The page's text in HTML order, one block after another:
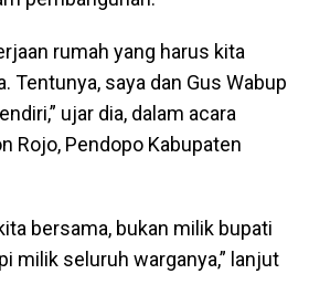
rumah yang harus kita
Tentunya, saya dan Gus Wabup
ujar dia, dalam acara
Rojo, Pendopo Kabupaten
bersama, bukan milik bupati
milik seluruh warganya,” lanjut